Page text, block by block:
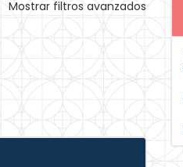
Mostrar filtros avanzados